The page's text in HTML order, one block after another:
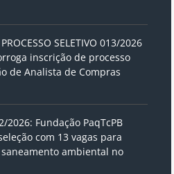
SELETIVO 013/2026
inscrição de processo
de Analista de Compras
2026: Fundação PaqTcPB
com 13 vagas para
ambiental no